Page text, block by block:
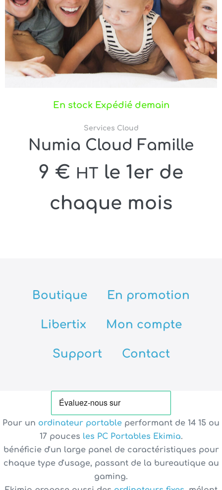
En stock Expédié demain
Services Cloud
Numia Cloud Famille
9 € HT le 1er de
chaque mois
Boutique En promotion
Libertix Mon compte
Support Contact
Pour un ordinateur portable performant de 14 15 ou
17 pouces les PC Portables Ekimia.
bénéficie d'un large panel de caractéristiques pour
chaque type d'usage, passant de la bureautique au
gaming.